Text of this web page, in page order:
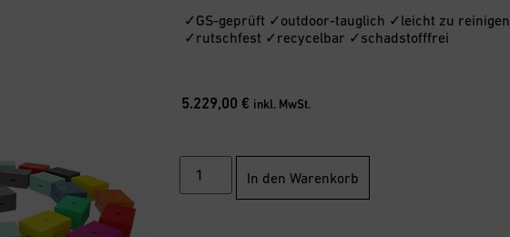
✓GS-geprüft ✓outdoor-tauglich ✓leicht zu reinigen
✓rutschfest ✓recycelbar ✓schadstofffrei
5.229,00€ inkl. MwSt.
In den Warenkorb